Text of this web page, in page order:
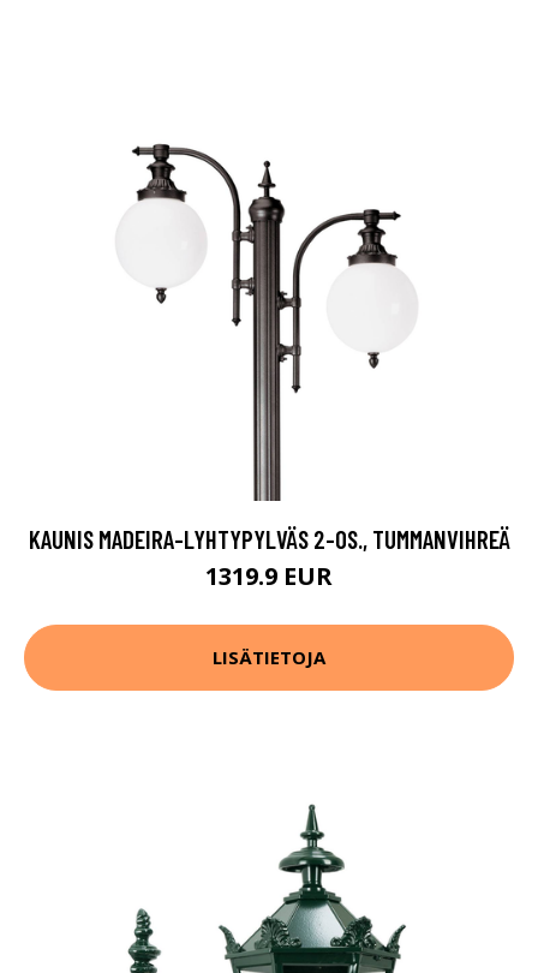
KAUNIS MADEIRA-LYHTYPYLVÄS 2-OS., TUMMANVIHREÄ
1319.9 EUR
LISÄTIETOJA